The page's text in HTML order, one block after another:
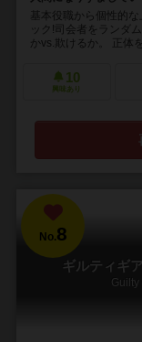
基本役職から個性的
ック!司会者をランダ
かvs.欺けるか。 正体
10
興味あり
No.8
ギルティギ